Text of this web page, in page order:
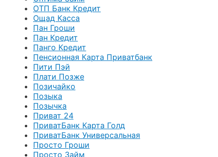
ОТП Банк Кредит
Ощад Касса
Пан Гроши
Пан Кредит
Панго Кредит
Пенсионная Карта Приватбанк
Пити Пэй
Плати Позже
Позичайко
Позыка
Позычка
Приват 24
ПриватБанк Карта Голд
ПриватБанк Универсальная
Просто Гроши
Просто Займ